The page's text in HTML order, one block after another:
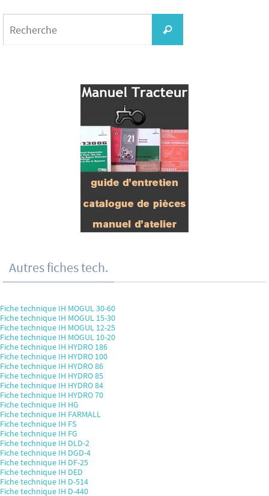
Recherche
Autres fiches tech.
Fiche technique IH MOGUL 30-60
Fiche technique IH MOGUL 15-30
Fiche technique IH MOGUL 12-25
Fiche technique IH MOGUL 10-20
Fiche technique IH HYDRO 186
Fiche technique IH HYDRO 100
Fiche technique IH HYDRO 86
Fiche technique IH HYDRO 85
Fiche technique IH HYDRO 84
Fiche technique IH HYDRO 70
Fiche technique IH HG
Fiche technique IH FARMALL
Fiche technique IH FS
Fiche technique IH FG
Fiche technique IH DLD-2
Fiche technique IH DGD-4
Fiche technique IH DF-25
Fiche technique IH DED
Fiche technique IH D-514
Fiche technique IH D-440